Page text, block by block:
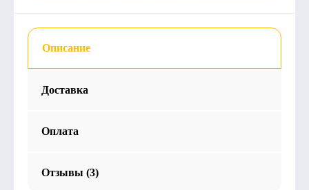
Описание
Доставка
Оплата
Отзывы (3)